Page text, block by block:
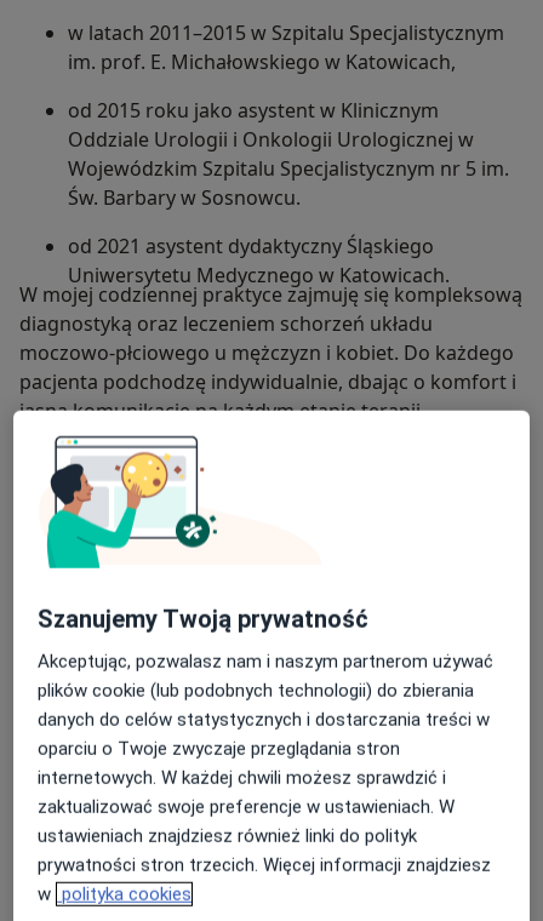
w latach 2011–2015 w Szpitalu Specjalistycznym
im. prof. E. Michałowskiego w Katowicach,
od 2015 roku jako asystent w Klinicznym
Oddziale Urologii i Onkologii Urologicznej w
Wojewódzkim Szpitalu Specjalistycznym nr 5 im.
Św. Barbary w Sosnowcu.
od 2021 asystent dydaktyczny Śląskiego
Uniwersytetu Medycznego w Katowicach.
W mojej codziennej praktyce zajmuję się kompleksową
diagnostyką oraz leczeniem schorzeń układu
moczowo-płciowego u mężczyzn i kobiet. Do każdego
pacjenta podchodzę indywidualnie, dbając o komfort i
jasną komunikację na każdym etapie terapii.
Specjalizuję się w leczeniu:
kamicy moczowej oraz schorzeń prostaty,
nowotworów urologicznych (nerki, pęcherz,
infekcji dróg moczowych oraz dolegliwości
bólowych i zmian w obrębie jąder,
zaburzeń oddawania moczu (nietrzymanie
moczu, parcia naglące, krwiomocz),
niepłodności męskiej.
więcejO mnie
Zakres porad
Urologia
Szanujemy Twoją prywatność
Akceptując, pozwalasz nam i naszym partnerom używać
plików cookie (lub podobnych technologii) do zbierania
danych do celów statystycznych i dostarczania treści w
oparciu o Twoje zwyczaje przeglądania stron
internetowych. W każdej chwili możesz sprawdzić i
zaktualizować swoje preferencje w ustawieniach. W
ustawieniach znajdziesz również linki do polityk
prywatności stron trzecich. Więcej informacji znajdziesz
w polityka cookies